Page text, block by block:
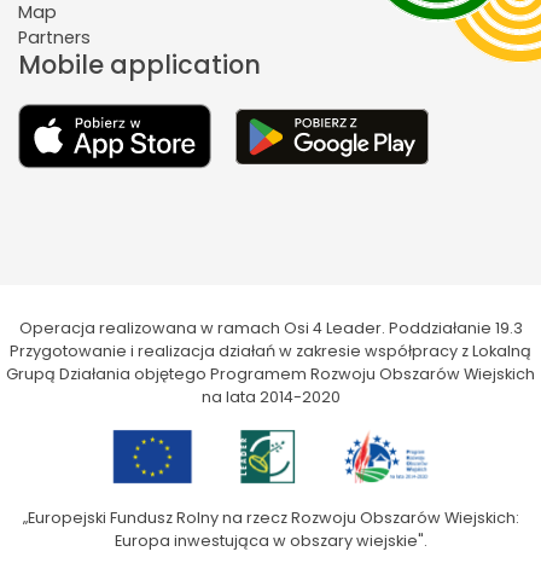
Map
Partners
Mobile application
Operacja realizowana w ramach Osi 4 Leader. Poddziałanie 19.3
Przygotowanie i realizacja działań w zakresie współpracy z Lokalną
Grupą Działania objętego Programem Rozwoju Obszarów Wiejskich
na lata 2014-2020
„Europejski Fundusz Rolny na rzecz Rozwoju Obszarów Wiejskich:
Europa inwestująca w obszary wiejskie".